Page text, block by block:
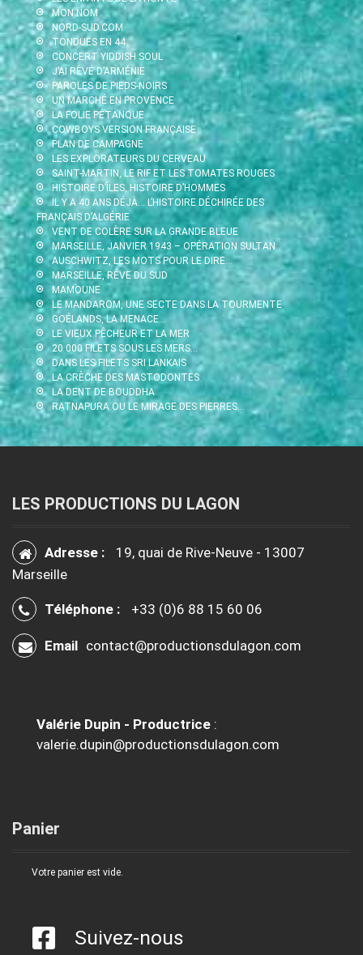
MON NOM
NORD-SUD.COM
TONDUES EN 44
CONCERT YIDDISH SOUL
J’AI RÊVÉ D’ARMÉNIE
PAROLES DE PIEDS-NOIRS
UN MARCHÉ EN PROVENCE
LA FOLIE PÉTANQUE
COWBOYS VERSION FRANÇAISE
PLAN DE CAMPAGNE
LES EXPLORATEURS DU CERVEAU
SAINT-MARTIN, LE RIF ET LES TOMATES ROUGES
HISTOIRE D’ÎLES, HISTOIRE D’HOMMES
IL Y A 40 ANS DÉJÀ… L’HISTOIRE DÉCHIRÉE DES
FRANÇAIS D’ALGÉRIE
VENT DE COLÈRE SUR LA GRANDE BLEUE
MARSEILLE, JANVIER 1943 – OPÉRATION SULTAN
AUSCHWITZ, LES MOTS POUR LE DIRE…
MARSEILLE, RÊVE DU SUD
MAMOUNE
LE MANDAROM, UNE SECTE DANS LA TOURMENTE
GOÉLANDS, LA MENACE…
LE VIEUX PÊCHEUR ET LA MER
20 000 FILETS SOUS LES MERS…
DANS LES FILETS SRI LANKAIS
LA CRÈCHE DES MASTODONTES
LA DENT DE BOUDDHA
RATNAPURA OU LE MIRAGE DES PIERRES…
LES PRODUCTIONS DU LAGON
Adresse :
19, quai de Rive-Neuve - 13007
Marseille
Téléphone : +33 (0)6 88 15 60 06
Email contact@productionsdulagon.com
Valérie Dupin - Productrice :
valerie.dupin@productionsdulagon.com
Panier
Votre panier est vide.
Suivez-nous